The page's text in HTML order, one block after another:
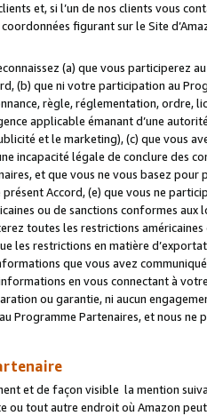
et, si l’un de nos clients vous
figurant sur le Site
(a) que vous participerez
(b) que ni votre participation au
règle, réglementation, ordre,
applicable émanant d’une
et le marketing), (c) que vous
incapacité légale de conclure des
et que vous ne vous basez
Accord, (e) que vous ne
ou de sanctions conformes
toutes les restrictions
les restrictions en matière
que vous avez
en vous connectant à
ou garantie, ni aucun
Programme Partenaires, et nous
et de façon visible la mention
ou tout autre endroit où Amazon